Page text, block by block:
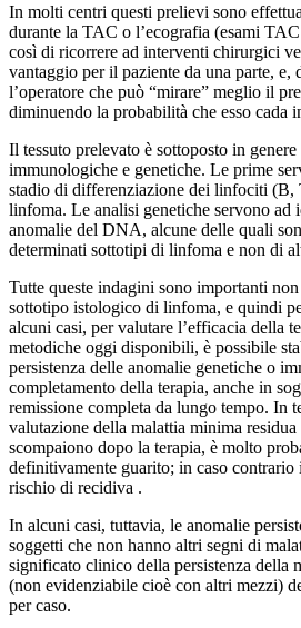
In molti centri questi prelievi sono
durante la TAC o l’ecografia (esami
così di ricorrere ad interventi chirurgici
vantaggio per il paziente da una parte, e,
l’operatore che può “mirare” meglio il
diminuendo la probabilità che esso cada
Il tessuto prelevato è sottoposto in
immunologiche e genetiche. Le prime
stadio di differenziazione dei linfociti
linfoma. Le analisi genetiche servono ad
anomalie del DNA, alcune delle quali
determinati sottotipi di linfoma e non di
Tutte queste indagini sono importanti
sottotipo istologico di linfoma, e quindi
alcuni casi, per valutare l’efficacia della
metodiche oggi disponibili, è possibile
persistenza delle anomalie genetiche o
completamento della terapia, anche in
remissione completa da lungo tempo. In
valutazione della malattia minima residua
scompaiono dopo la terapia, è molto
definitivamente guarito; in caso contrario
rischio di recidiva .
In alcuni casi, tuttavia, le anomalie
soggetti che non hanno altri segni di
significato clinico della persistenza della
(non evidenziabile cioè con altri mezzi)
per caso.